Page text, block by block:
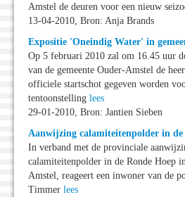
Amstel de deuren voor een nieuw
13-04-2010, Bron: Anja Brands
Expositie 'Oneindig Water' in
Op 5 februari 2010 zal om 16.45 uur
van de gemeente Ouder-Amstel de
officiele startschot gegeven worden
tentoonstelling lees
29-01-2010, Bron: Jantien Sieben
Aanwijzing calamiteitenpolder in de
In verband met de provinciale
calamiteitenpolder in de Ronde Hoep
Amstel, reageert een inwoner van de
Timmer lees